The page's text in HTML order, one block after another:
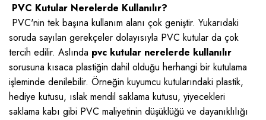
PVC Kutular Nerelerde Kullanılır?
PVC'nin tek başına kullanım alanı çok geniştir. Yukarıdaki
soruda sayılan gerekçeler dolayısıyla PVC kutular da çok
tercih edilir. Aslında pvc kutular nerelerde kullanılır
sorusuna kısaca plastiğin dahil olduğu herhangi bir kutulama
işleminde denilebilir. Örneğin kuyumcu kutularındaki plastik,
hediye kutusu, ıslak mendil saklama kutusu, yiyecekleri
saklama kabı gibi PVC maliyetinin düşüklüğü ve dayanıklılığı